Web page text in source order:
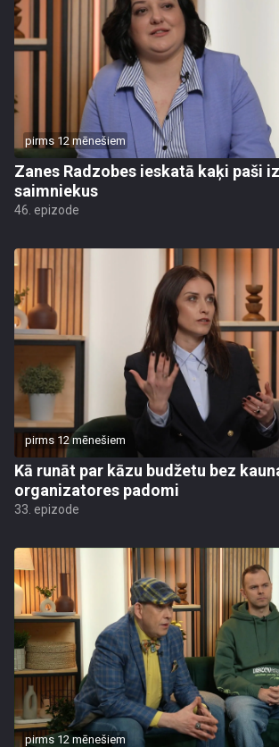
pirms 12 mēnešiem
Zanes Radzobes ieskatā kaķi paši
saimniekus
46. epizode
pirms 12 mēnešiem
Kā runāt par kāzu budžetu bez
organizatores padomi
33. epizode
pirms 12 mēnešiem